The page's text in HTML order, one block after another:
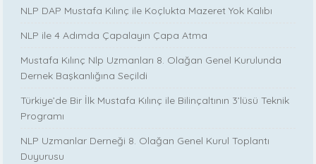
NLP DAP Mustafa Kılınç ile Koçlukta Mazeret Yok Kalıbı
NLP ile 4 Adımda Çapalayın Çapa Atma
Mustafa Kılınç Nlp Uzmanları 8. Olağan Genel Kurulunda
Dernek Başkanlığına Seçildi
Türkiye’de Bir İlk Mustafa Kılınç ile Bilinçaltının 3’lüsü Teknik
Programı
NLP Uzmanlar Derneği 8. Olağan Genel Kurul Toplantı
Duyurusu